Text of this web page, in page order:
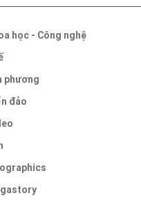
học - Công nghệ
phương
đảo